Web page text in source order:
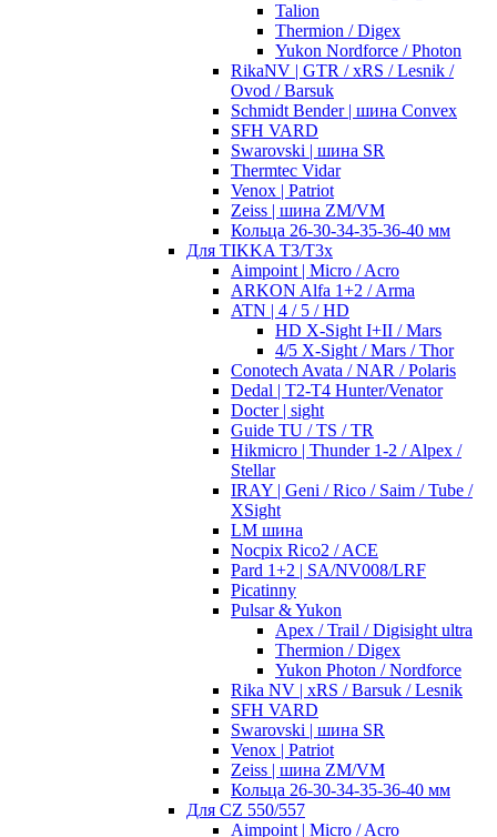
Talion
Thermion / Digex
Yukon Nordforce / Photon
RikaNV | GTR / xRS / Lesnik /
Ovod / Barsuk
Schmidt Bender | шина Convex
SFH VARD
Swarovski | шина SR
Thermtec Vidar
Venox | Patriot
Zeiss | шина ZM/VM
Кольца 26-30-34-35-36-40 мм
Для TIKKA T3/T3x
Aimpoint | Micro / Acro
ARKON Alfa 1+2 / Arma
ATN | 4 / 5 / HD
HD X-Sight I+II / Mars
4/5 X-Sight / Mars / Thor
Conotech Avata / NAR / Polaris
Dedal | T2-T4 Hunter/Venator
Docter | sight
Guide TU / TS / TR
Hikmicro | Thunder 1-2 / Alpex /
Stellar
IRAY | Geni / Rico / Saim / Tube /
XSight
LM шина
Nocpix Rico2 / ACE
Pard 1+2 | SA/NV008/LRF
Picatinny
Pulsar & Yukon
Apex / Trail / Digisight ultra
Thermion / Digex
Yukon Photon / Nordforce
Rika NV | xRS / Barsuk / Lesnik
SFH VARD
Swarovski | шина SR
Venox | Patriot
Zeiss | шина ZM/VM
Кольца 26-30-34-35-36-40 мм
Для CZ 550/557
Aimpoint | Micro / Acro